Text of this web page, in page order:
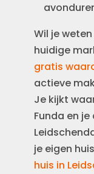
Wil je
huidige
gratis
actieve
Je kijkt
Funda en
je eigen
huis in